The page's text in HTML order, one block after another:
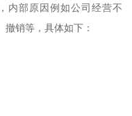
内部原因例如公司经营不
销等，具体如下：